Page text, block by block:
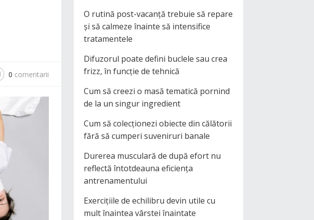
0 comentarii
O rutină post-vacanță trebuie să repare
și să calmeze înainte să intensifice
tratamentele
Difuzorul poate defini buclele sau crea
frizz, în funcție de tehnică
Cum să creezi o masă tematică pornind
de la un singur ingredient
Cum să colecționezi obiecte din călătorii
fără să cumperi suveniruri banale
Durerea musculară de după efort nu
reflectă întotdeauna eficiența
antrenamentului
Exercițiile de echilibru devin utile cu
mult înaintea vârstei înaintate